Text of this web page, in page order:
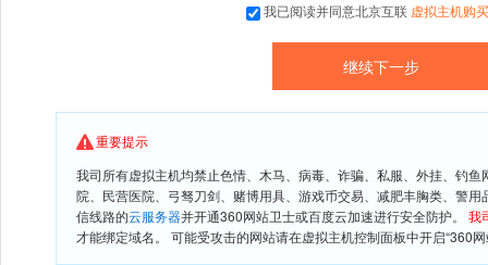
我已阅读并同意北京互联 虚拟主机购
重要提示
我司所有虚拟主机均禁止色情、木马、病毒、诈骗、私服、外挂、钓
院、民营医院、弓驽刀剑、赌博用具、游戏币交易、减肥丰胸类、警
信线路的云服务器并开通360网站卫士或百度云加速进行安全防护。 我
才能绑定域名。 可能受攻击的网站请在虚拟主机控制面板中开启“360